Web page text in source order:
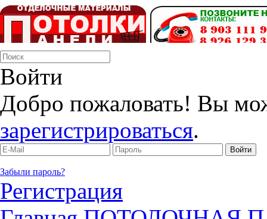
Войти
Добро пожаловать! Вы
зарегистрироваться.
Забыли пароль?
Регистрация